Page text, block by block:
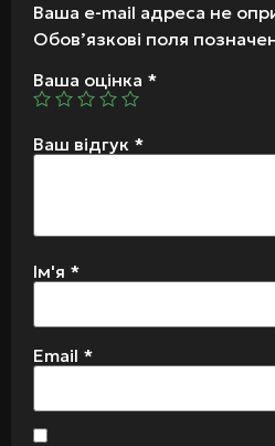
Ваша e-mail адреса не
Обов’язкові поля
Ваша оцінка *
Ваш відгук *
Ім'я *
Email *